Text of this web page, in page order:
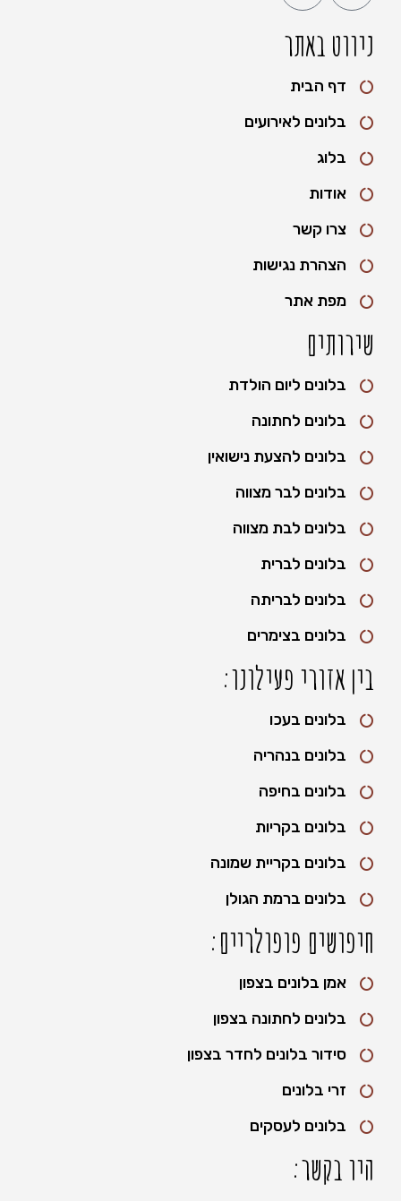
ניווט באתר
דף הבית
בלונים לאירועים
בלוג
אודות
צרו קשר
הצהרת נגישות
מפת אתר
שירותים
בלונים ליום הולדת
בלונים לחתונה
בלונים להצעת נישואין
בלונים לבר מצווה
בלונים לבת מצווה
בלונים לברית
בלונים לבריתה
בלונים בצימרים
בין אזורי פעילונו:
בלונים בעכו
בלונים בנהריה
בלונים בחיפה
בלונים בקריות
בלונים בקריית שמונה
בלונים ברמת הגולן
חיפושים פופולריים:
אמן בלונים בצפון
בלונים לחתונה בצפון
סידור בלונים לחדר בצפון
זרי בלונים
בלונים לעסקים
היו בקשר: